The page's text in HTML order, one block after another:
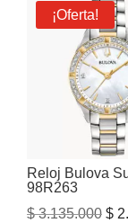
¡Oferta!
Reloj Bulova
98R263
$3.135.000 El
$